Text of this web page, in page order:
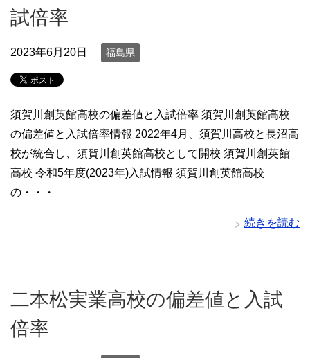
試倍率
2023年6月20日 福島県
須賀川創英館高校の偏差値と入試倍率 須賀川創英館高校
の偏差値と入試倍率情報 2022年4月、須賀川高校と長沼高
校が統合し、須賀川創英館高校として開校 須賀川創英館
高校 令和5年度(2023年)入試情報 須賀川創英館高校
の・・・
続きを読む
二本松実業高校の偏差値と入試
倍率